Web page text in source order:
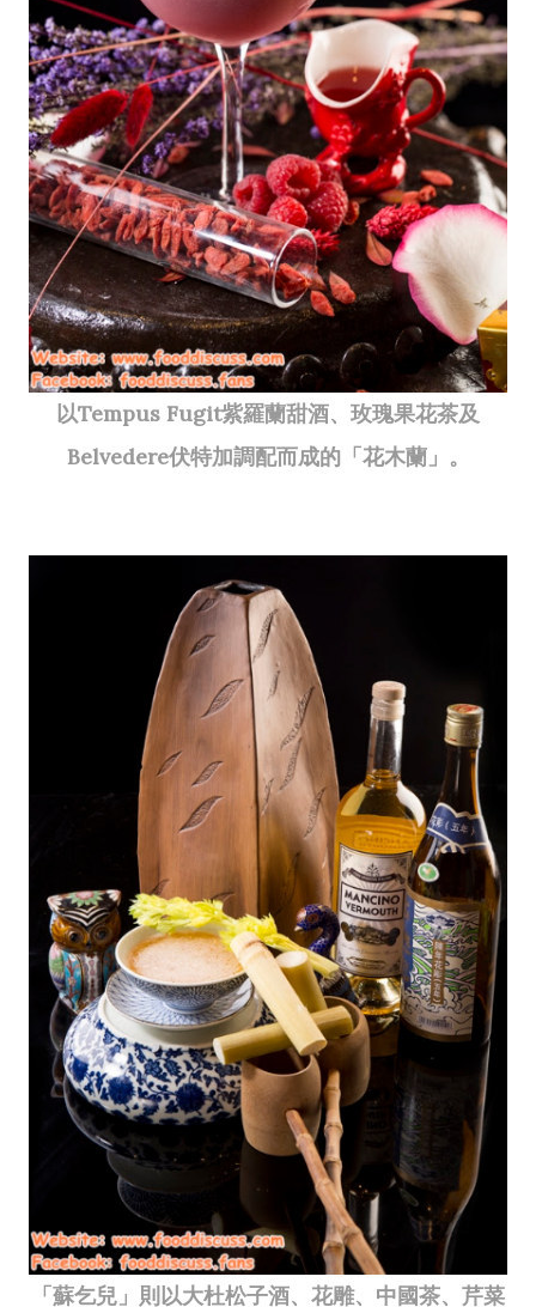
以Tempus Fugit紫羅蘭甜酒、玫瑰果花茶及
Belvedere伏特加調配而成的「花木蘭」。
「蘇乞兒」則以大杜松子酒、花雕、中國茶、芹菜